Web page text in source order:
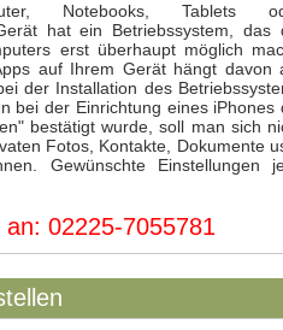
Notebooks, Tablets
hat ein Betriebssystem, das
erst überhaupt möglich
auf Ihrem Gerät hängt davon
der Installation des
bei der Einrichtung eines iPhones
bestätigt wurde, soll man sich
Fotos, Kontakte, Dokumente
Gewünschte Einstellungen
02225-7055781